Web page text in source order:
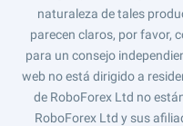
naturaleza de tales
parecen claros, por favor,
para un consejo
web no está dirigido a
de RoboForex Ltd no
RoboForex Ltd y sus